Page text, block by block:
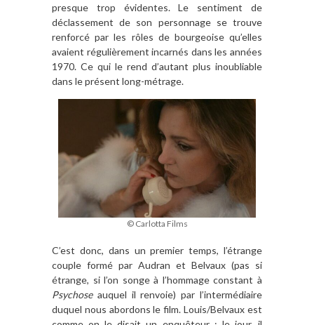
presque trop évidentes. Le sentiment de
déclassement de son personnage se trouve
renforcé par les rôles de bourgeoise qu’elles
avaient régulièrement incarnés dans les années
1970. Ce qui le rend d’autant plus inoubliable
dans le présent long-métrage.
© Carlotta Films
C’est donc, dans un premier temps, l’étrange
couple formé par Audran et Belvaux (pas si
étrange, si l’on songe à l’hommage constant à
Psychoseauquel il renvoie) par l’intermédiaire
duquel nous abordons le film. Louis/Belvaux est